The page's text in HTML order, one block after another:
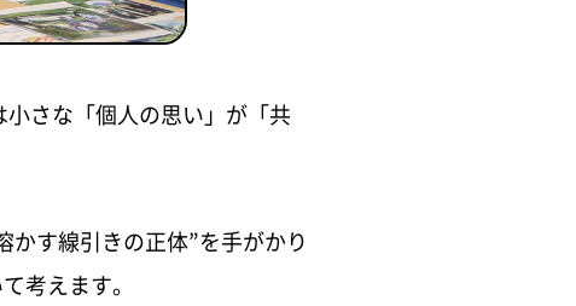
さな「個人の思い」が「共
す線引きの正体”を手がかり
考えます。